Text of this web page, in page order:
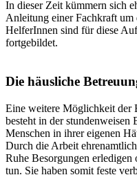
In dieser Zeit kümmern sich
Anleitung einer Fachkraft
HelferInnen sind für diese
fortgebildet.
Die häusliche
Eine weitere Möglichkeit der
besteht in der stundenweisen
Menschen in ihrer eigenen
Durch die Arbeit
Ruhe Besorgungen erledigen
tun. Sie haben somit feste